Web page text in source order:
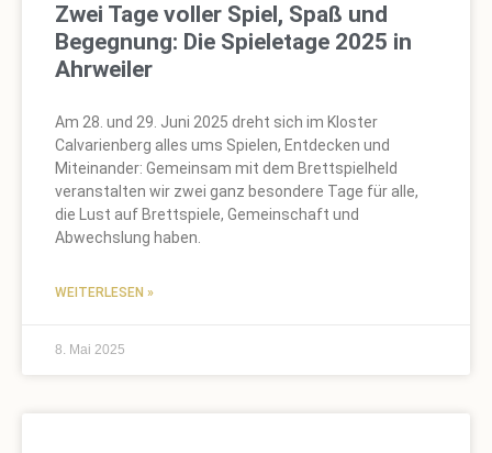
Zwei Tage voller Spiel, Spaß und
Begegnung: Die Spieletage 2025 in
Ahrweiler
Am 28. und 29. Juni 2025 dreht sich im Kloster
Calvarienberg alles ums Spielen, Entdecken und
Miteinander: Gemeinsam mit dem Brettspielheld
veranstalten wir zwei ganz besondere Tage für alle,
die Lust auf Brettspiele, Gemeinschaft und
Abwechslung haben.
WEITERLESEN »
8. Mai 2025